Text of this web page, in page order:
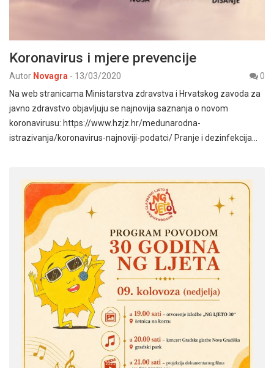
Koronavirus i mjere prevencije
Autor Novagra - 13/03/2020
0
Na web stranicama Ministarstva zdravstva i Hrvatskog zavoda za
javno zdravstvo objavljuju se najnovija saznanja o novom
koronavirusu: https://www.hzjz.hr/medunarodna-
istrazivanja/koronavirus-najnoviji-podatci/ Pranje i dezinfekcija…